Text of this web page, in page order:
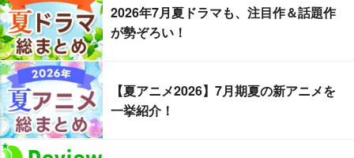
2026年7月夏ドラマも、注目作＆話題作
が勢ぞろい！
【夏アニメ2026】7月期夏の新アニメを
一挙紹介！